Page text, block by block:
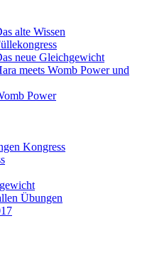
alte Wissen
neue Gleichgewicht
meets Womb Power und
Power
Kongress
Übungen